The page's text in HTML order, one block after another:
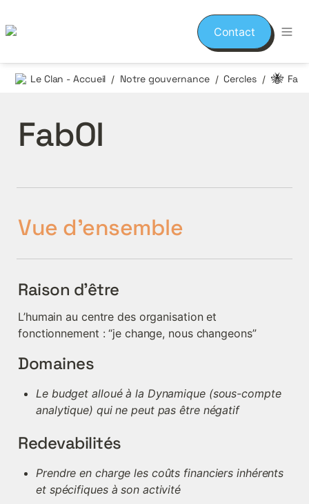
Contact
Le Clan - Accueil / Notre gouvernance / Cercles / 🐝
FabOI
Vue d'ensemble
Raison d'être
L’humain au centre des organisation et
fonctionnement : “je change, nous changeons”
Domaines
Le budget alloué à la Dynamique (sous-compte
analytique) qui ne peut pas être négatif
Redevabilités
Prendre en charge les coûts financiers inhérents
et spécifiques à son activité